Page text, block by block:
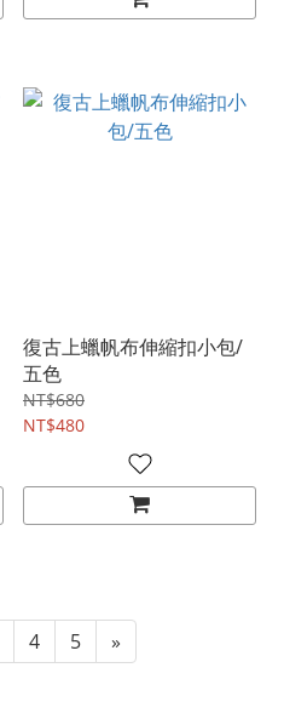
復古上蠟帆布伸縮扣小包/
五色
NT$680
NT$480
4 5 »